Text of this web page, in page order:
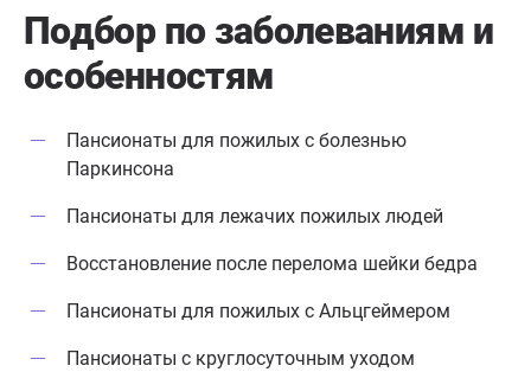
о них, кaк о своих родных!
Отличное питание, домашнее,
нашей бабушке очень нравится, но
праздников, конкурсов, очень
здорово! Всегда огромное
желание, уезжая на море или по
этому месту своих самых близких!
Александровне 🌹 за эту
Подбор по заболеваниям и
особенностям
Пансионаты для пожилых с болезнью
Паркинсона
Пансионаты для лежачих пожилых людей
Восстановление после перелома шейки бедра
Пансионаты для пожилых с Альцгеймером
Пансионаты с круглосуточным уходом